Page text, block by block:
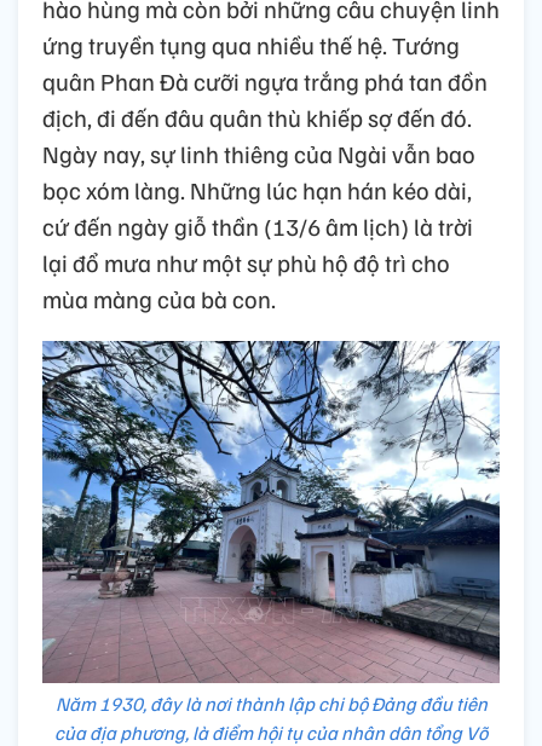
hào hùng mà còn bởi những câu chuyện linh
ứng truyền tụng qua nhiều thế hệ. Tướng
quân Phan Đà cưỡi ngựa trắng phá tan đồn
địch, đi đến đâu quân thù khiếp sợ đến đó.
Ngày nay, sự linh thiêng của Ngài vẫn bao
bọc xóm làng. Những lúc hạn hán kéo dài,
cứ đến ngày giỗ thần (13/6 âm lịch) là trời
lại đổ mưa như một sự phù hộ độ trì cho
mùa màng của bà con.
Năm 1930, đây là nơi thành lập chi bộ Đảng đầu tiên
của địa phương, là điểm hội tụ của nhân dân tổng Võ